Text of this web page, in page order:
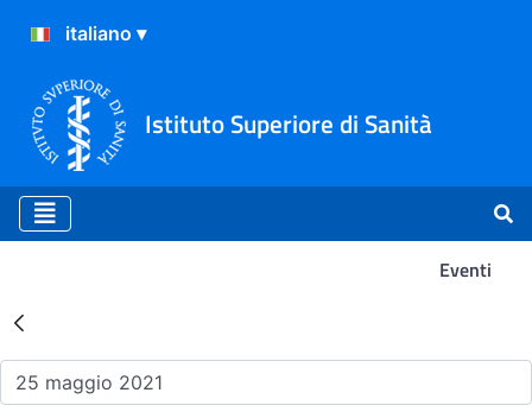
Istituto Superiore di Sanità
Eventi
Risultati della Ricerca -